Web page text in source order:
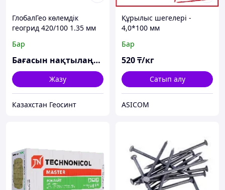
ГлобалГео көлемдік
геогрид 420/100 1.35 мм
Бар
Бағасын нақтылаңыз
Жазу
Казахстан Геосинт
Құрылыс шегелері -
4,0*100 мм
Бар
520₸/кг
Сатып алу
ASICOM